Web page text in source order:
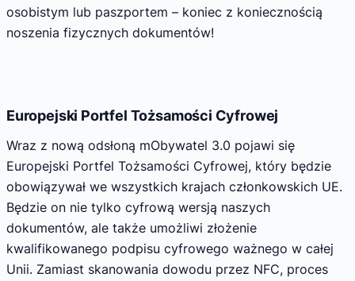
osobistym lub paszportem – koniec z koniecznością
noszenia fizycznych dokumentów!
Europejski Portfel Tożsamości Cyfrowej
Wraz z nową odsłoną mObywatel 3.0 pojawi się
Europejski Portfel Tożsamości Cyfrowej, który będzie
obowiązywał we wszystkich krajach członkowskich UE.
Będzie on nie tylko cyfrową wersją naszych
dokumentów, ale także umożliwi złożenie
kwalifikowanego podpisu cyfrowego ważnego w całej
Unii. Zamiast skanowania dowodu przez NFC, proces